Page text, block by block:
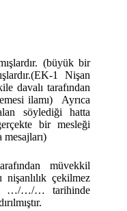
(büyük bir
1 Nişan
davalı tarafından
ilamı) Ayrıca
söylediği hatta
bir mesleği
mesajları)
müvekkil
nişanlılık çekilmez
…/…/… tarihinde